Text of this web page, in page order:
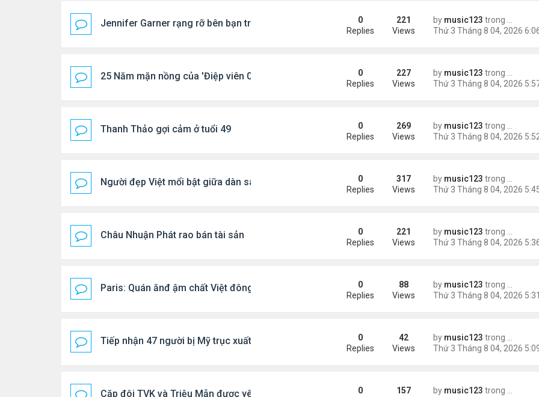
Jennifer Garner rạng rỡ bên bạn trai kém 6 tuổi by music123 trong
0
Replies
221
Views
25 Năm mặn nồng của 'Điệp viên 007' by music123 trong
0
Replies
227
Views
Thanh Thảo gợi cảm ở tuổi 49 by music123 trong
0
Replies
269
Views
Người đẹp Việt mổi bật giữa dàn sao châu Á by music123 trong
0
Replies
317
Views
Châu Nhuận Phát rao bán tài sản by music123 trong
0
Replies
221
Views
Paris: Quán ănđ ậm chất Việt đông kín khách chờ by music123 trong
0
Replies
88
Views
Tiếp nhận 47 người bị Mỹ trục xuất, Công an khuyến cáo by music123 trong
0
Replies
42
Views
Cặp đôi TVK và Triệu Mẫn được yêu thích nhất by music123 trong
0
157